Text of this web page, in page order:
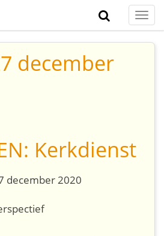
december
Kerkdienst
december 2020